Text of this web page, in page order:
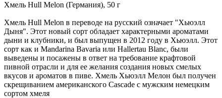
Хмель Hull Melon (Германия), 50 г
Хмель Hull Melon в переводе на русский означает "Хьюэлл
Дыня". Этот новый сорт обладает характерными ароматами
дыни и клубники, и был выпущен в 2012 году в Хьюэлл. Этот
сорт как и Mandarina Bavaria или Hallertau Blanc, были
выведены и посажены в ответ на требование крафтовой
пивной отрасли и для ее желания создания новых смелых
вкусов и ароматов в пиве. Хмель Хьюэлл Мелон был получен
скрещиванием американского Cascade с мужским немецким
сортом хмеля